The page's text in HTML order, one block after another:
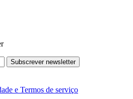
Subscrever newsletter
e Termos de serviço